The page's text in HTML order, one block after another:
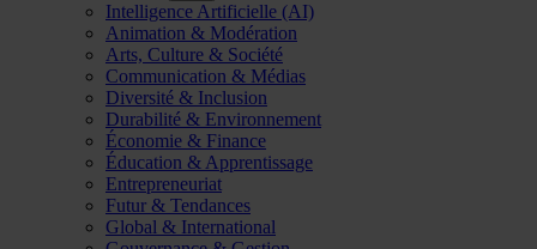
Intelligence Artificielle (AI)
Animation & Modération
Arts, Culture & Société
Communication & Médias
Diversité & Inclusion
Durabilité & Environnement
Économie & Finance
Éducation & Apprentissage
Entrepreneuriat
Futur & Tendances
Global & International